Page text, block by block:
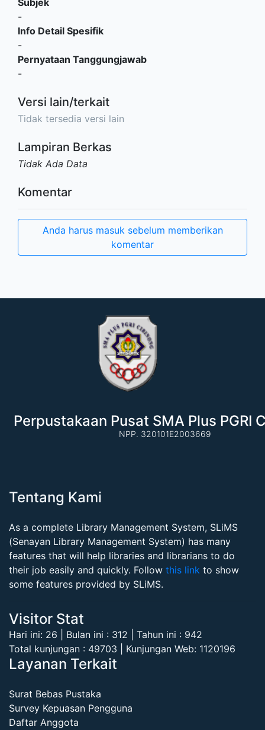
Subjek
-
Info Detail Spesifik
-
Pernyataan Tanggungjawab
-
Versi lain/terkait
Tidak tersedia versi lain
Lampiran Berkas
Tidak Ada Data
Komentar
Anda harus masuk sebelum memberikan
komentar
Perpustakaan Pusat SMA Plus PGRI
NPP. 320101E2003669
Tentang Kami
As a complete Library Management System, SLiMS
(Senayan Library Management System) has many
features that will help libraries and librarians to do
their job easily and quickly. Follow this link to show
some features provided by SLiMS.
Visitor Stat
Hari ini: 26 | Bulan ini : 312 | Tahun ini : 942
Total kunjungan : 49703 | Kunjungan Web: 1120196
Layanan Terkait
Surat Bebas Pustaka
Survey Kepuasan Pengguna
Daftar Anggota